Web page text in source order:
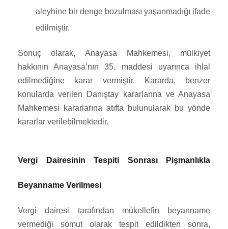
aleyhine bir denge bozulması yaşanmadığı ifade
edilmiştir.
Sonuç olarak, Anayasa Mahkemesi, mülkiyet
hakkının Anayasa’nın 35. maddesi uyarınca ihlal
edilmediğine karar vermiştir. Kararda, benzer
konularda verilen Danıştay kararlarına ve Anayasa
Mahkemesi kararlarına atıfta bulunularak bu yönde
kararlar verilebilmektedir.
Vergi Dairesinin Tespiti Sonrası Pişmanlıkla
Beyanname Verilmesi
Vergi dairesi tarafından mükellefin beyanname
vermediği somut olarak tespit edildikten sonra,